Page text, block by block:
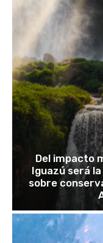
Del impacto
Iguazú será
sobre